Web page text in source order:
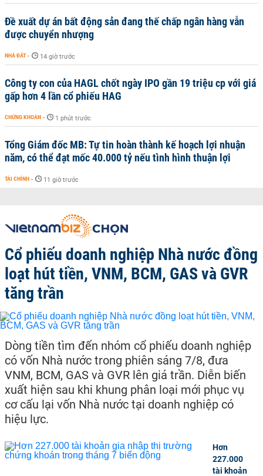
Đề xuất dự án bất động sản đang thế chấp ngân hàng vẫn
được chuyển nhượng
NHÀ ĐẤT - 14 giờ trước
Công ty con của HAGL chốt ngày IPO gần 19 triệu cp với giá
gấp hơn 4 lần cổ phiếu HAG
CHỨNG KHOÁN - 1 phút trước
Tổng Giám đốc MB: Tự tin hoàn thành kế hoạch lợi nhuận
năm, có thể đạt mốc 40.000 tỷ nếu tình hình thuận lợi
TÀI CHÍNH - 11 giờ trước
Cổ phiếu doanh nghiệp Nhà nước đồng
loạt hút tiền, VNM, BCM, GAS và GVR
tăng trần
Dòng tiền tìm đến nhóm cổ phiếu doanh nghiệp
có vốn Nhà nước trong phiên sáng 7/8, đưa
VNM, BCM, GAS và GVR lên giá trần. Diễn biến
xuất hiện sau khi khung phân loại mới phục vụ
cơ cấu lại vốn Nhà nước tại doanh nghiệp có
hiệu lực.
Hơn
227.000
tài khoản